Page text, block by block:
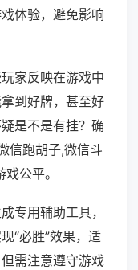
体验，避免影响
家反映在游戏中
到好牌，甚至好
是不是有挂？确
信跑胡子,微信斗
公平。
专用辅助工具，
“必胜”效果，适
需注意遵守游戏